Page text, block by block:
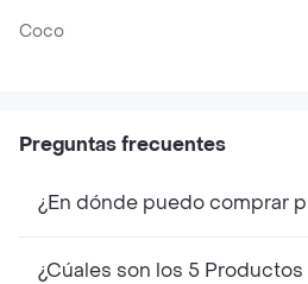
Coco
Preguntas frecuentes
¿En dónde puedo comprar
¿Cúales son los 5